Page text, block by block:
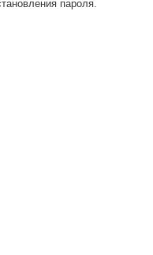
пароля.